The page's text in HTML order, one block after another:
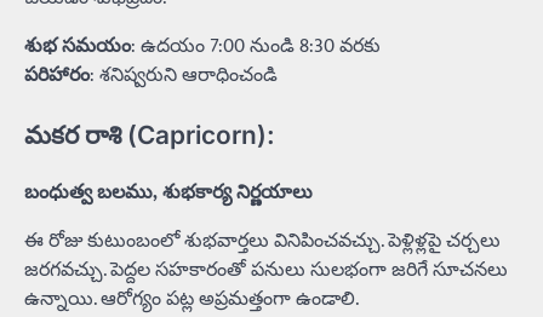
శుభ సమయం: ఉదయం 7:00 నుండి 8:30 వరకు
పరిహారం: శనిష్వరుని ఆరాధించండి
మకర రాశి (Capricorn):
బంధుత్వ బలము, శుభకార్య నిర్ణయాలు
ఈ రోజు కుటుంబంలో శుభవార్తలు వినిపించవచ్చు. పెళ్లిళ్లపై చర్చలు
జరగవచ్చు. పెద్దల సహకారంతో పనులు సులభంగా జరిగే సూచనలు
ఉన్నాయి. ఆరోగ్యం పట్ల అప్రమత్తంగా ఉండాలి.